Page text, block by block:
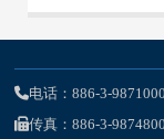
电话：886-3-
传真：886-3-9874800